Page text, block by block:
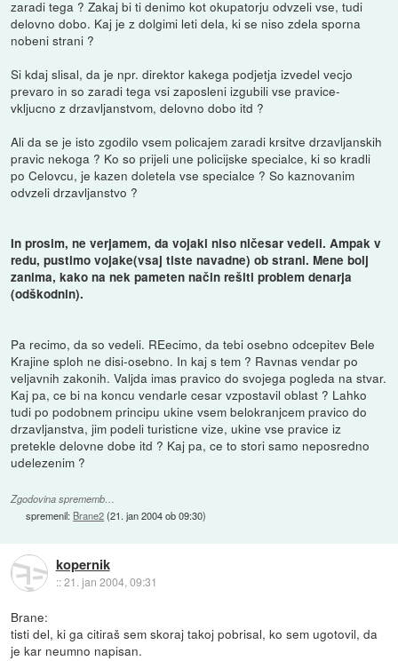
zaradi tega ? Zakaj bi ti denimo kot okupatorju odvzeli vse, tudi
delovno dobo. Kaj je z dolgimi leti dela, ki se niso zdela sporna
nobeni strani ?
Si kdaj slisal, da je npr. direktor kakega podjetja izvedel vecjo
prevaro in so zaradi tega vsi zaposleni izgubili vse pravice-
vkljucno z drzavljanstvom, delovno dobo itd ?
Ali da se je isto zgodilo vsem policajem zaradi krsitve drzavljanskih
pravic nekoga ? Ko so prijeli une policijske specialce, ki so kradli
po Celovcu, je kazen doletela vse specialce ? So kaznovanim
odvzeli drzavljanstvo ?
In prosim, ne verjamem, da vojaki niso ničesar vedeli. Ampak v
redu, pustimo vojake(vsaj tiste navadne) ob strani. Mene bolj
zanima, kako na nek pameten način rešiti problem denarja
(odškodnin).
Pa recimo, da so vedeli. REecimo, da tebi osebno odcepitev Bele
Krajine sploh ne disi-osebno. In kaj s tem ? Ravnas vendar po
veljavnih zakonih. Valjda imas pravico do svojega pogleda na stvar.
Kaj pa, ce bi na koncu vendarle cesar vzpostavil oblast ? Lahko
tudi po podobnem principu ukine vsem belokranjcem pravico do
drzavljanstva, jim podeli turisticne vize, ukine vse pravice iz
pretekle delovne dobe itd ? Kaj pa, ce to stori samo neposredno
udelezenim ?
Zgodovina sprememb…
spremenil: Brane2(21. jan 2004 ob 09:30)
kopernik
::21. jan 2004, 09:31
Brane:
tisti del, ki ga citiraš sem skoraj takoj pobrisal, ko sem ugotovil, da
je kar neumno napisan.